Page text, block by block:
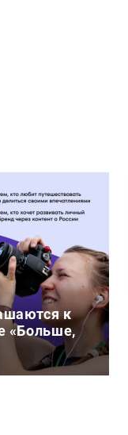
к
«Больше,